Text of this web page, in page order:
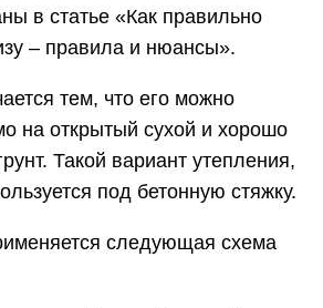
в статье «Как правильно
– правила и нюансы».
тем, что его можно
на открытый сухой и хорошо
Такой вариант утепления,
под бетонную стяжку.
следующая схема